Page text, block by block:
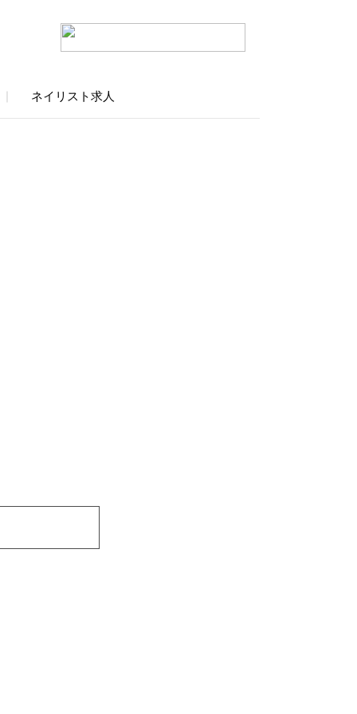
ネイリスト求人